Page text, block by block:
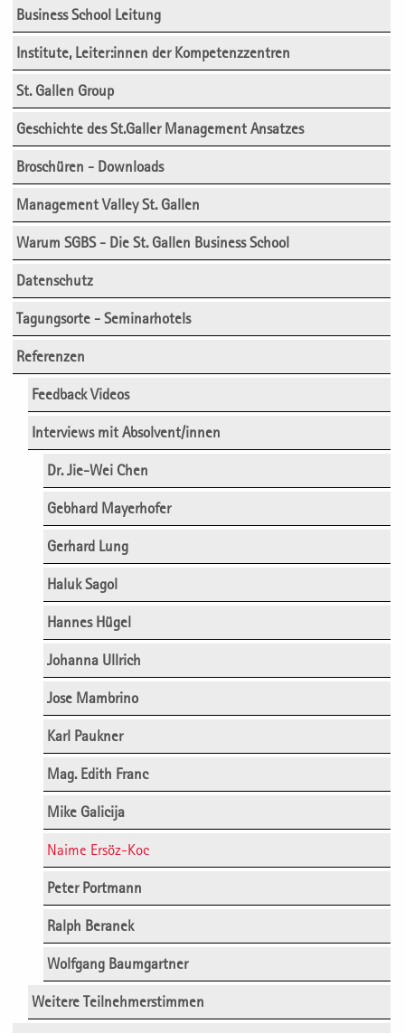
Business School Leitung
Institute, Leiter:innen der Kompetenzzentren
St. Gallen Group
Geschichte des St.Galler Management Ansatzes
Broschüren - Downloads
Management Valley St. Gallen
Warum SGBS - Die St. Gallen Business School
Datenschutz
Tagungsorte - Seminarhotels
Referenzen
Feedback Videos
Interviews mit Absolvent/innen
Dr. Jie-Wei Chen
Gebhard Mayerhofer
Gerhard Lung
Haluk Sagol
Hannes Hügel
Johanna Ullrich
Jose Mambrino
Karl Paukner
Mag. Edith Franc
Mike Galicija
Naime Ersöz-Koc
Peter Portmann
Ralph Beranek
Wolfgang Baumgartner
Weitere Teilnehmerstimmen